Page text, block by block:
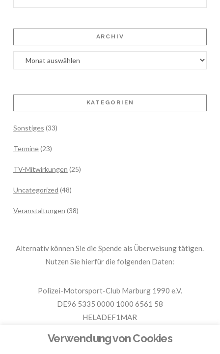
ARCHIV
Archiv
KATEGORIEN
Sonstiges (33)
Termine(23)
TV-Mitwirkungen (25)
Uncategorized (48)
Veranstaltungen (38)
Alternativ können Sie die Spende als Überweisung tätigen.
Nutzen Sie hierfür die folgenden Daten:
Polizei-Motorsport-Club Marburg 1990 e.V.
DE96 5335 0000 1000 6561 58
HELADEF1MAR
Verwendung von Cookies